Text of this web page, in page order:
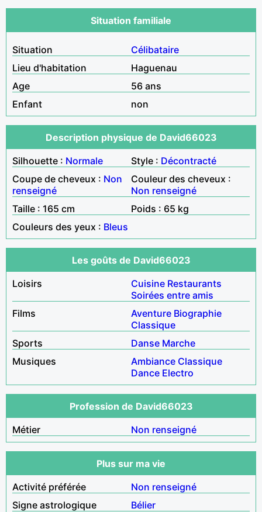
Situation familiale
Situation
Célibataire
Lieu d'habitation
Haguenau
Age
56 ans
Enfant
non
Description physique de David66023
Silhouette : Normale Style : Décontracté
Coupe de cheveux : Non
renseigné
Couleur des cheveux :
Non renseigné
Taille : 165 cm
Poids : 65 kg
Couleurs des yeux : Bleus
Les goûts de David66023
Loisirs
Cuisine Restaurants
Soirées entre amis
Films
Aventure Biographie
Classique
Sports
Danse Marche
Musiques
Ambiance Classique
Dance Electro
Profession de David66023
Métier
Non renseigné
Plus sur ma vie
Activité préférée
Non renseigné
Signe astrologique
Bélier